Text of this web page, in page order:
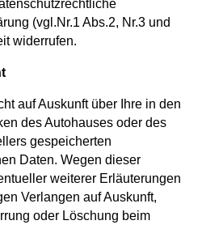
(vgl.Nr.1 Abs.2, Nr.3 und
widerrufen.
auf Auskunft über Ihre in den
des Autohauses oder des
gespeicherten
Daten. Wegen dieser
weiterer Erläuterungen
Verlangen auf Auskunft,
oder Löschung beim